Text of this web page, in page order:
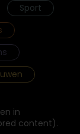
Sport
in
content).